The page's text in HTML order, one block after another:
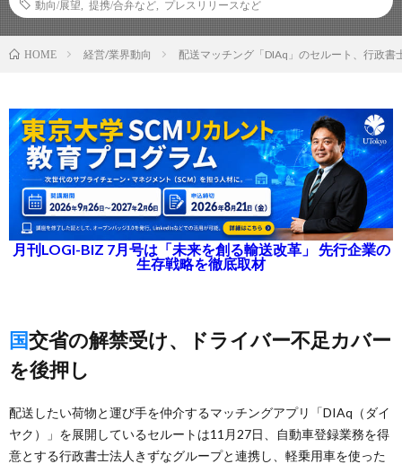
動向/展望
提携/合弁など プレスリリースなど
HOME 経営/業界動向 配送マッチング「DIAq」のセルート、行政
月刊LOGI-BIZ 7月号は「未来を創る輸送改革」 先行企業の
生存戦略を徹底取材
国交省の解禁受け、ドライバー不足カバー
を後押し
配送したい荷物と運び手を仲介するマッチングアプリ「DIAq（ダイ
ヤク）」を展開しているセルートは11月27日、自動車登録業務を得
意とする行政書士法人きずなグループと連携し、軽乗用車を使った